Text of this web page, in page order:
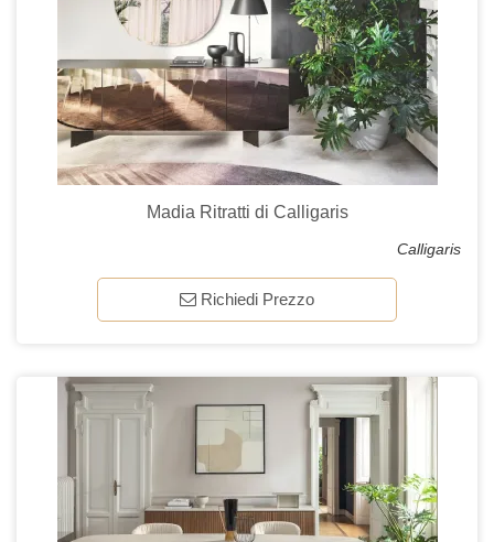
Madia Ritratti di Calligaris
Calligaris
Richiedi Prezzo